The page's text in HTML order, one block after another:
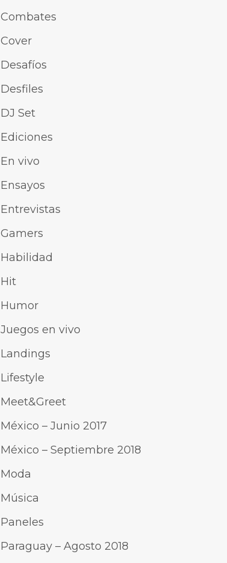
Combates
Cover
Desafíos
Desfiles
DJ Set
Ediciones
En vivo
Ensayos
Entrevistas
Gamers
Habilidad
Hit
Humor
Juegos en vivo
Landings
Lifestyle
Meet&Greet
México – Junio 2017
México – Septiembre 2018
Moda
Música
Paneles
Paraguay – Agosto 2018